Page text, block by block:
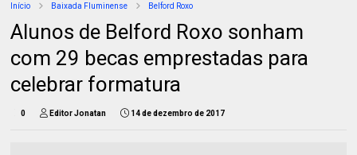
Início Baixada Fluminense Belford Roxo
Alunos de Belford Roxo sonham
com 29 becas emprestadas para
celebrar formatura
0 Editor Jonatan 14 de dezembro de 2017